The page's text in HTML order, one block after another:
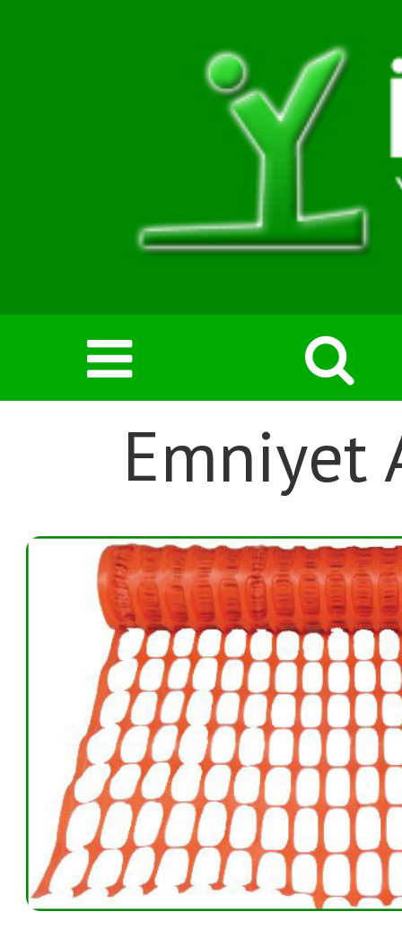
Emniyet